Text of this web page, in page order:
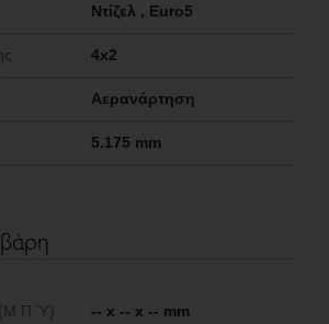
Ντίζελ , Euro5
4x2
Αερανάρτηση
5.175 mm
Π Ύ) -- x -- x -- mm